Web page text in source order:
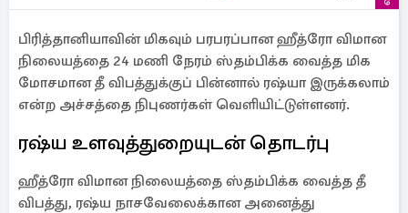
பிரித்தானியாவின் மிகவும் பரபரப்பான ஹீத்ரோ விமான
நிலையத்தை 24 மணி நேரம் ஸ்தம்பிக்க வைத்த மிக
மோசமான தீ விபத்துக்குப் பின்னால் ரஷ்யா இருக்கலாம்
என்ற அச்சத்தை நிபுணர்கள் வெளியிட்டுள்ளனர்.
ரஷ்ய உளவுத்துறையுடன் தொடர்பு
ஹீத்ரோ விமான நிலையத்தை ஸ்தம்பிக்க வைத்த தீ
விபத்து, ரஷ்ய நாசவேலைக்கான அனைத்து